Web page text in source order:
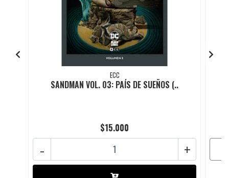
ECC
SANDMAN VOL. 03: PAÍS DE SUEÑOS (..
$15.000
+
-